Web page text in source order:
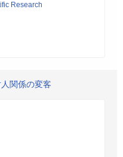
Research
関係の変客